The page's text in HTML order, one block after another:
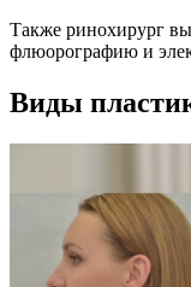
Также ринохирург
флюорографию и
Виды